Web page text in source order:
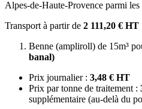
Alpes-de-Haute-Provence parmi
Transport à partir de 2 111,20 € HT
Benne (ampliroll) de 15m³
banal)
Prix journalier : 3,48 € HT
Prix par tonne de traitement :
supplémentaire (au-delà du